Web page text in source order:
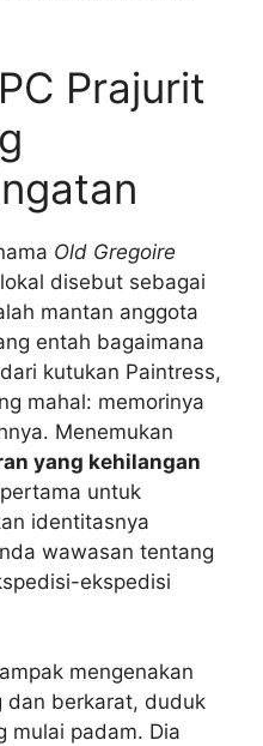
Prajurit
Old Gregoire
disebut sebagai
mantan anggota
entah bagaimana
kutukan Paintress,
mahal: memorinya
Menemukan
yang kehilangan
untuk
identitasnya
wawasan tentang
ekspedisi
mengenakan
dan berkarat, duduk
mulai padam. Dia